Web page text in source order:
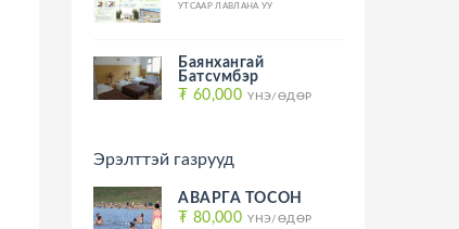
УТСААР ЛАВЛАНА УУ
Баянхангай
Батсvмбэр
₮ 60,000 ҮНЭ/ӨДӨР
Эрэлттэй газрууд
АВАРГА ТОСОН
₮ 80,000 ҮНЭ/ӨДӨР